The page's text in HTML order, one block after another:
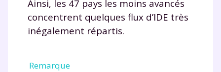
Ainsi, les 47 pays les moins avancés
concentrent quelques flux d’IDE très
inégalement répartis.
Remarque